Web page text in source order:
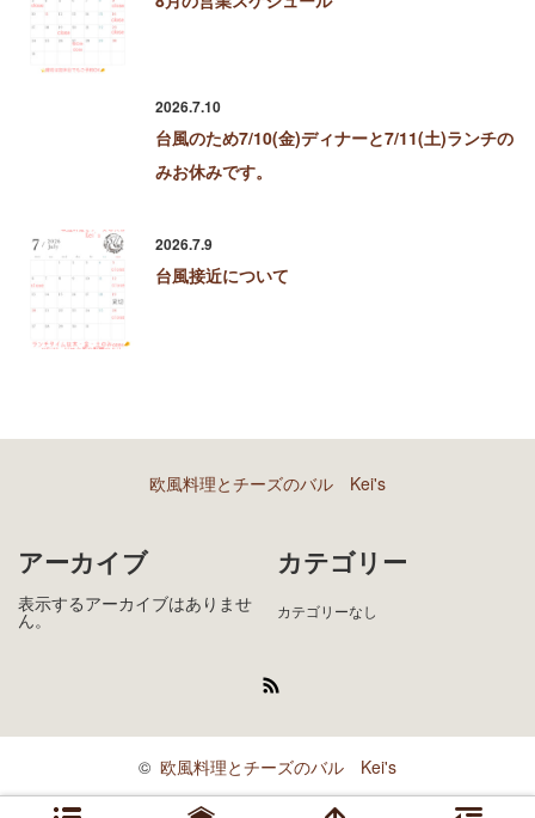
2026.7.10
台風のため7/10(金)ディナーと7/11(土)ランチの
みお休みです。
2026.7.9
台風接近について
欧風料理とチーズのバル Kei's
アーカイブ
表示するアーカイブはありませ
ん。
カテゴリー
カテゴリーなし
© 欧風料理とチーズのバル Kei's